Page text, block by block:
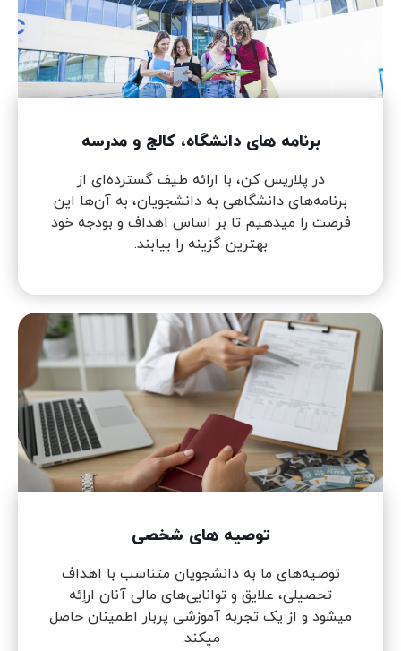
برنامه های دانشگاه، کالج و مدرسه
در پلاریس کن، با ارائه طیف گسترده‌ای از
برنامه‌های دانشگاهی به دانشجویان، به آن‌ها این
فرصت را میدهیم تا بر اساس اهداف و بودجه خود
بهترین گزینه را بیابند.
توصیه های شخصی
توصیه‌های ما به دانشجویان متناسب با اهداف
تحصیلی، علایق و توانایی‌های مالی آنان اراِئه
میشود و از یک تجربه آموزشی پربار اطمینان حاصل
میکند.